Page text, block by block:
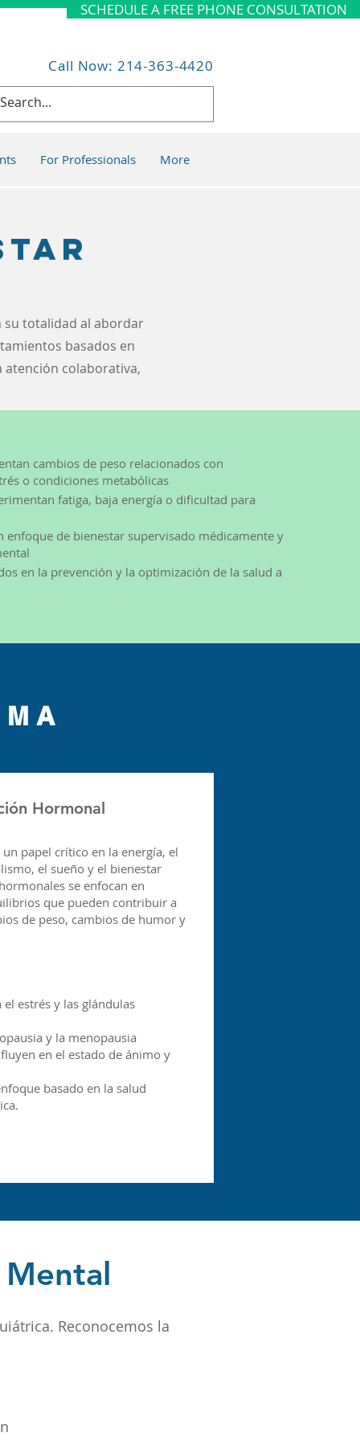
SCHEDULE A FREE PHONE CONSULTATION
Call Now: 214-363-4420
For Professionals More
su totalidad al abordar
basados en
atención colaborativa,
cambios de peso relacionados con
o condiciones metabólicas
fatiga, baja energía o dificultad para
enfoque de bienestar supervisado médicamente y
en la prevención y la optimización de la salud a
Hormonal
papel crítico en la energía, el
el sueño y el bienestar
se enfocan en
que pueden contribuir a
de peso, cambios de humor y
estrés y las glándulas
y la menopausia
en el estado de ánimo y
basado en la salud
Reconocemos la